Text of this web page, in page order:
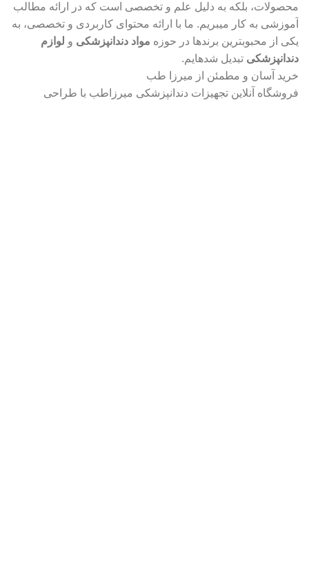
محصولات، بلکه به دلیل علم و تخصصی است که در ارائه مطالب
آموزشی به کار میبریم. ما با ارائه محتوای کاربردی و تخصصی، به
یکی از محبوبترین برندها در حوزه مواد دندانپزشکی و لوازم
دندانپزشکی تبدیل شدهایم.
خرید آسان و مطمئن از میرزا طب
فروشگاه آنلاین تجهیزات دندانپزشکی میرزاطب با طراحی